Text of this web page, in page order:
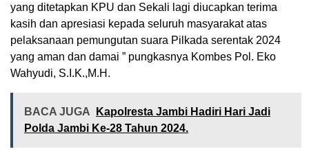
yang ditetapkan KPU dan Sekali lagi diucapkan terima
kasih dan apresiasi kepada seluruh masyarakat atas
pelaksanaan pemungutan suara Pilkada serentak 2024
yang aman dan damai ” pungkasnya Kombes Pol. Eko
Wahyudi, S.I.K.,M.H.
BACA JUGA
Kapolresta Jambi Hadiri Hari Jadi
Polda Jambi Ke-28 Tahun 2024.